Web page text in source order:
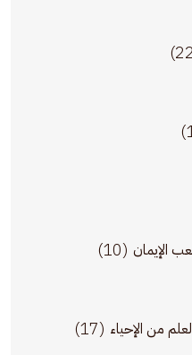
الإيمان (10)
من الإحياء (17)